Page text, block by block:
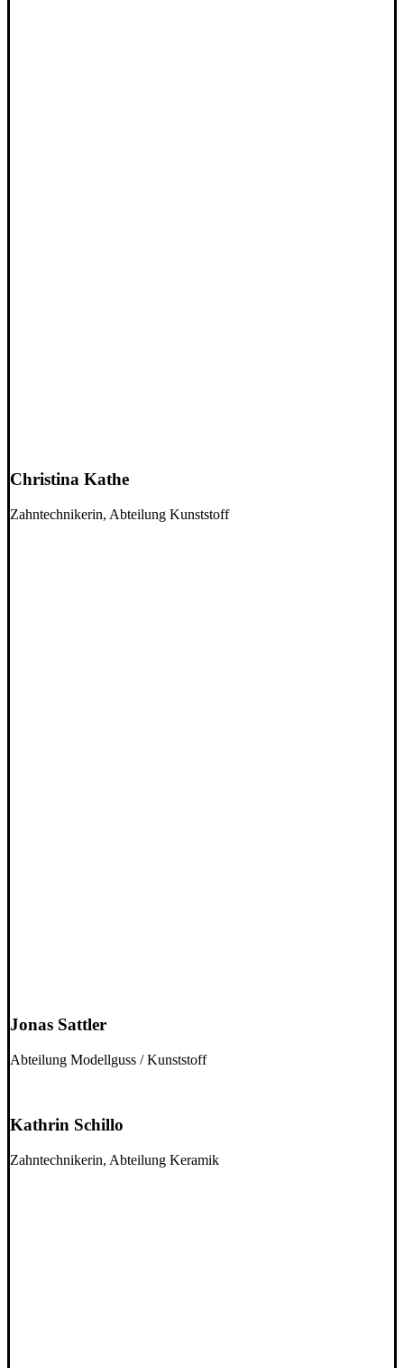
Christina Kathe
Zahntechnikerin, Abteilung Kunststoff
Jonas Sattler
Abteilung Modellguss / Kunststoff
Kathrin Schillo
Zahntechnikerin, Abteilung Keramik